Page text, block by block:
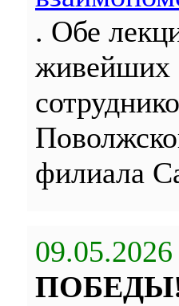
. Обе
живейших
филиала
09.05.2026